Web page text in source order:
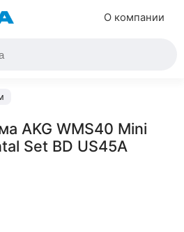
О компании
AKG WMS40 Mini
Set BD US45A